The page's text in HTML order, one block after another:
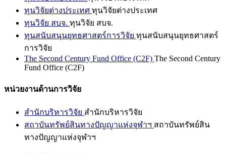
ทุนวิจัยต่างประเทศ ทุนวิจัยต่างประเทศ
ทุนวิจัย สบจ. ทุนวิจัย สบจ.
ทุนสนับสนุนยุทธศาสตร์การวิจัย ทุนสนับสนุนยุทธศาสตร์
การวิจัย
The Second Century Fund Office (C2F) The Second Century
Fund Office (C2F)
หน่วยงานด้านการวิจัย
สำนักบริหารวิจัย สำนักบริหารวิจัย
สถาบันทรัพย์สินทางปัญญาแห่งจุฬาฯ สถาบันทรัพย์สิน
ทางปัญญาแห่งจุฬาฯ